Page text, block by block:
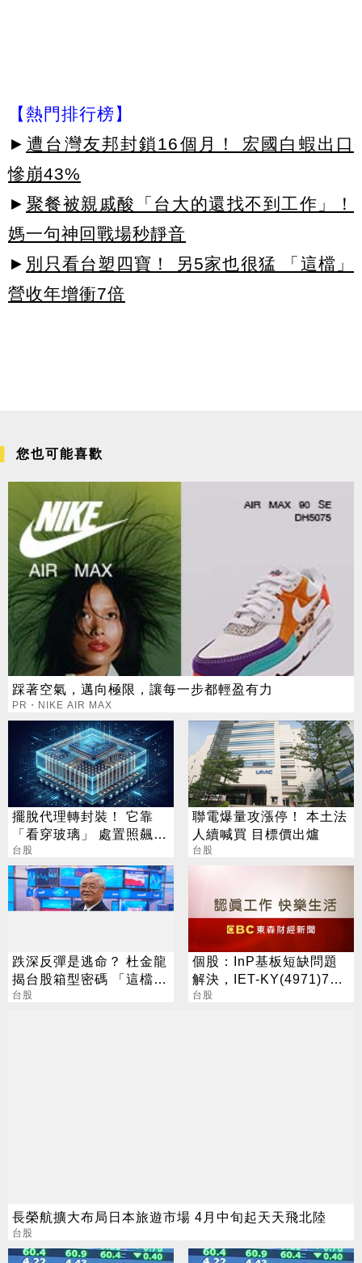
【熱門排行榜】
► 遭台灣友邦封鎖16個月！ 宏國白蝦出口
慘崩43%
► 聚餐被親戚酸「台大的還找不到工作」！
媽一句神回戰場秒靜音
► 別只看台塑四寶！ 另5家也很猛 「這檔」
營收年增衝7倍
您也可能喜歡
踩著空氣，邁向極限，讓每一步都輕盈有力
PR・NIKE AIR MAX
擺脫代理轉封裝！ 它靠
「看穿玻璃」 處置照飆2
漲停
台股
聯電爆量攻漲停！ 本土法
人續喊買 目標價出爐
台股
跌深反彈是逃命？ 杜金龍
揭台股箱型密碼 「這檔」
手腳要快
台股
個股：InP基板短缺問題
解決，IET-KY(4971)7月
營收1.05億元，重拾成長
台股
長榮航擴大布局日本旅遊市場 4月中旬起天天飛北陸
台股